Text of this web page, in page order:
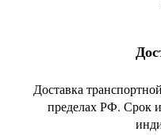
Доставка
пределах РФ. Срок и